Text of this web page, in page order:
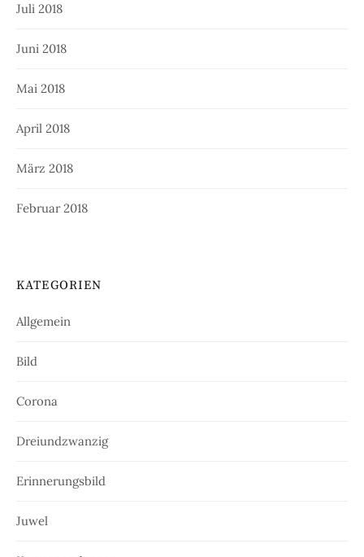
Juli 2018
Juni 2018
Mai 2018
April 2018
März 2018
Februar 2018
KATEGORIEN
Allgemein
Bild
Corona
Dreiundzwanzig
Erinnerungsbild
Juwel